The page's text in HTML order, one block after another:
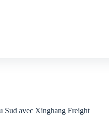
Sud avec Xinghang Freight